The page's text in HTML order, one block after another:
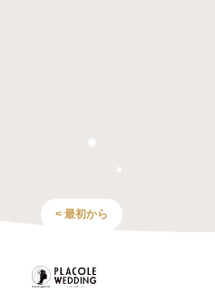
< 最初から